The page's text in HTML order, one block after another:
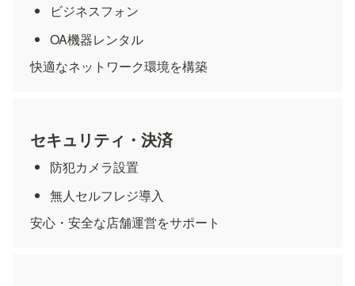
ビジネスフォン
OA機器レンタル
快適なネットワーク環境を構築
セキュリティ・決済
防犯カメラ設置
無人セルフレジ導入
安心・安全な店舗運営をサポート